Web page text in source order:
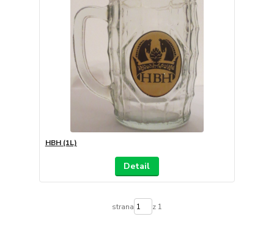
HBH (1L)
Detail
strana z 1